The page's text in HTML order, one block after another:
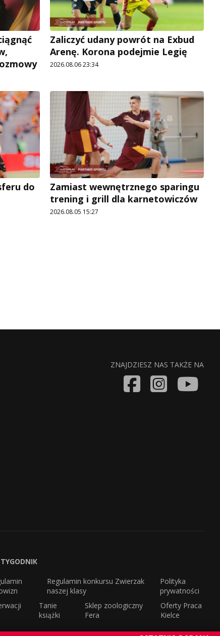
Zaliczyć udany powrót na Exbud
Arenę. Korona podejmie Legię
2026.08.06 23:34
do
Zamiast wewnętrznego sparingu
trening i grill dla karnetowiczów
2026.08.05 15:27
ZNAJDZIESZ NAS TAKŻE NA
TYGODNIK
Regulamin konkursu Zwierzak
naszej klasy
Polityka
prywatności
Tanie
książki
Sklep zoologiczny
Fera
Oferty Praca
Kielce